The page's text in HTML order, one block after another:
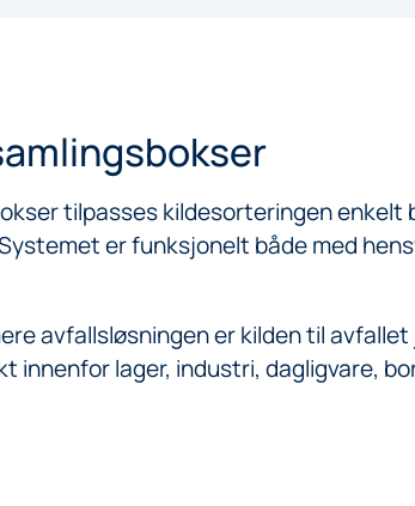
tilpasses kildesorteringen enkelt
er funksjonelt både med
avfallsløsningen er kilden til avfallet
innenfor lager, industri, dagligvare,